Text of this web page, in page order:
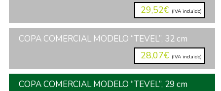
29,52€ (IVA incluido)
COPA COMERCIAL MODELO “TEVEL”, 32 cm
28,07€ (IVA incluido)
COPA COMERCIAL MODELO “TEVEL”, 29 cm